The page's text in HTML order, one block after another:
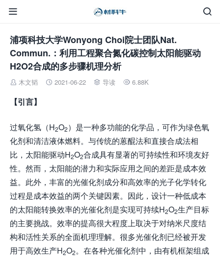


浦项科技大学Wonyong Choi院士团队Nat.
Commun.：利用工程聚合氮化碳控制太阳能驱动
H2O2合成的多步骤机理分析
 木文韬  2021-06-22  导读  6.88K
【引言】
过氧化氢（H2O2）是一种多功能的化学品，可作为绿色氧
化剂和清洁液体燃料。与传统的蒽醌法和直接合成法相
比，太阳能驱动H2O2合成具有显著的可持续性和环境友好
性。然而，太阳能的潜力和实际应用之间的差距是成本效
益。此外，丰富的光催化剂成分和高效率的光子化学转化
过程是成本效益的两个关键因素。因此，设计一种低成本
的太阳能转换效率的光催化剂是实现可持续H2O2生产目标
的主要挑战。效率的提高很大程度上取决于对纳米尺度结
构和活性关系的全面机理理解。很多光催化剂已经被开发
用于高效生产H2O2。在各种光催化剂中，由有机框架组成